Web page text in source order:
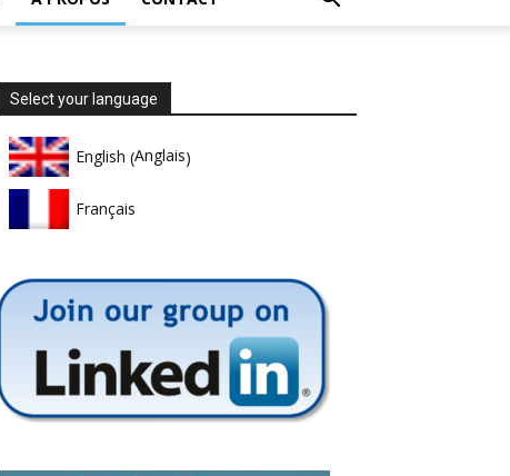
Select your language
English (Anglais)
Français